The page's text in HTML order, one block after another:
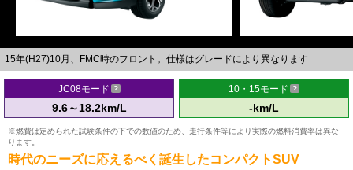
15年(H27)10月、FMC時のフロント。仕様はグレードにより異なります
JC08モード
9.6～18.2km/L
10・15モード
-km/L
※燃費は定められた試験条件の下での数値のため、走行条件等により実際の燃料消費率は異な
ります。
時代のニーズに応えるべく誕生したコンパクトSUV